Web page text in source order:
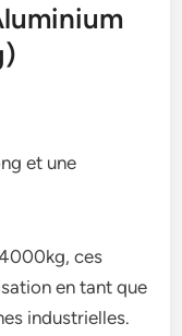
et une
ces
en tant que
industrielles.